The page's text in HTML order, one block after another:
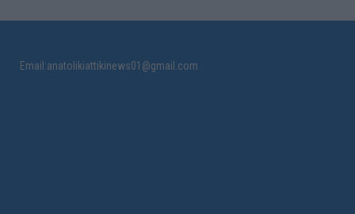
Email:anatolikiattikinews01@gmail.com